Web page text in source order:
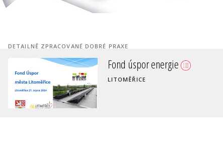
DETAILNĚ ZPRACOVANÉ DOBRÉ PRAXE
Fond úspor energie
LITOMĚŘICE
Přeměna brownfieldu na
podnikatelské a kulturní centrum